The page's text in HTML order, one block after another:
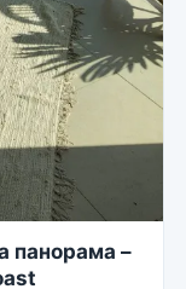
панорама –